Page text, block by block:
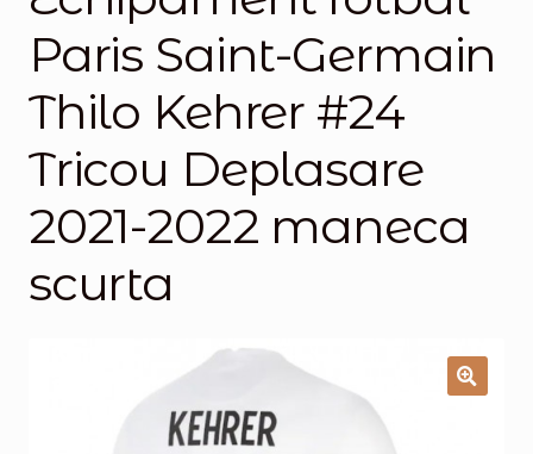
Magazinul
Paris Saint-Germain
Thilo Kehrer #24
Tricou Deplasare
2021-2022 maneca
scurta